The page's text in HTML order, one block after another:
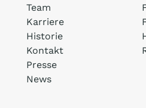
Team
Karriere
Historie
Kontakt
Presse
News